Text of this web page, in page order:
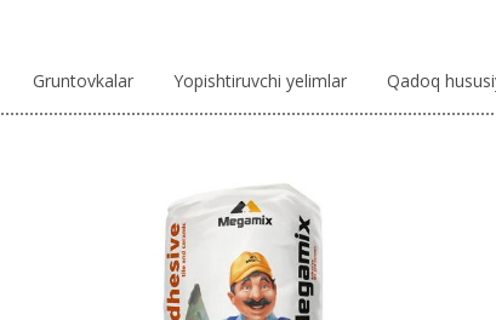
Gruntovkalar Yopishtiruvchi yelimlar Qadoq